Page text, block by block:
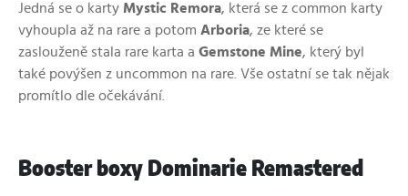
Jedná se o karty Mystic Remora, která se z common karty
vyhoupla až na rare a potom Arboria, ze které se
zaslouženě stala rare karta a Gemstone Mine, který byl
také povýšen z uncommon na rare. Vše ostatní se tak nějak
promítlo dle očekávání.
Booster boxy Dominarie Remastered